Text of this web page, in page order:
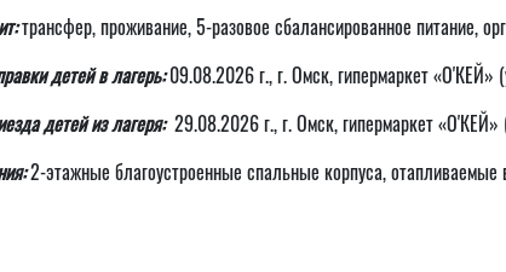
трансфер, проживание, 5-разовое сбалансированное питание,
детей в лагерь:09.08.2026 г., г. Омск, гипермаркет «O'КЕЙ»
детей из лагеря:29.08.2026 г., г. Омск, гипермаркет «O'КЕЙ»
2-этажные благоустроенные спальные корпуса, отапливаемые